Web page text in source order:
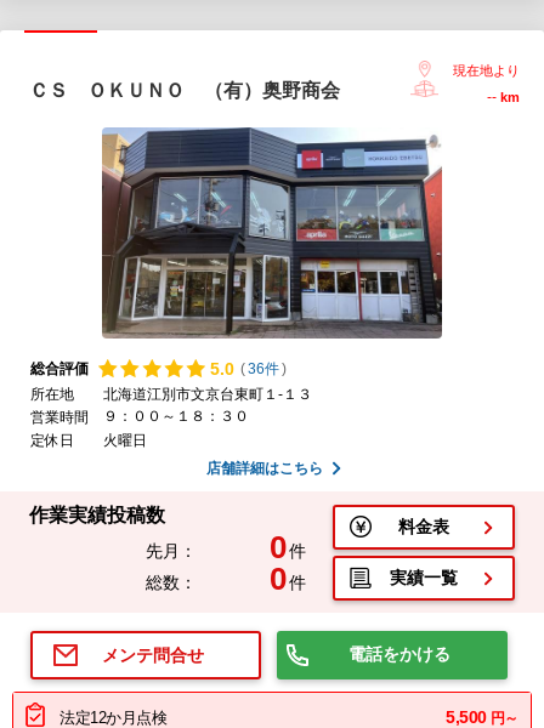
ＣＳ ＯＫＵＮＯ （有）奥野商会
現在地より
-- km
総合評価 5.0 (36件)
所在地
北海道江別市文京台東町１-１３
営業時間
９：００～１８：３０
定休日
火曜日
店舗詳細はこちら
作業実績投稿数
先月： 0件
総数：
0件
料金表
実績一覧
メンテ問合せ 電話をかける
法定12か月点検 5,500 円～